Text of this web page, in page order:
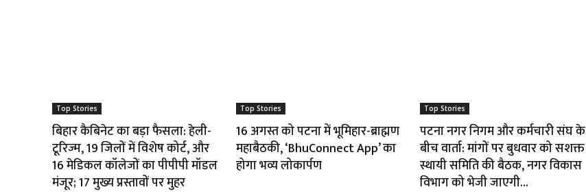
Top Stories
बिहार कैबिनेट का बड़ा फैसला: हेली-
टूरिज्म, 19 जिलों में विशेष कोर्ट, और
16 मेडिकल कॉलेजों का पीपीपी मॉडल
मंजूर; 17 मुख्य प्रस्तावों पर मुहर
Top Stories
16 अगस्त को पटना में भूमिहार-ब्राह्मण
महाबैठकी, ‘BhuConnect App’ का
होगा भव्य लोकार्पण
Top Stories
पटना नगर निगम और कर्मचारी संघ के
बीच वार्ता: मांगों पर बुधवार को सशक्त
स्थायी समिति की बैठक, नगर विकास
विभाग को भेजी जाएगी...